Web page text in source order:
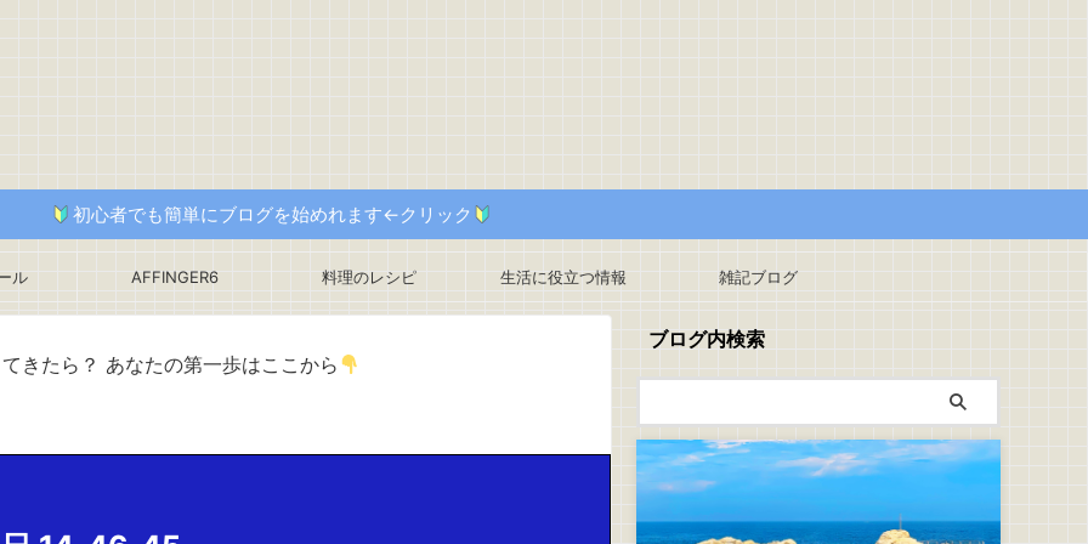
初心者でも簡単にブログを始めれます←クリック
ル AFFINGER6 料理のレシピ 生活に役立つ情報 雑記ブログ
きたら？ あなたの第一歩はここから
ブログ内検索